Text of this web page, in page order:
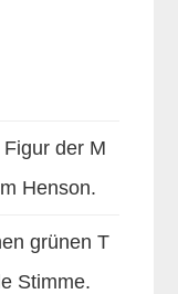
der M
Henson.
grünen T
Stimme.